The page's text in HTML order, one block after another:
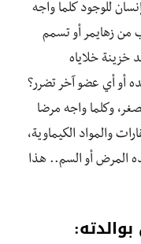
للوجود كلما واجه
من زهايمر أو تسمم
خزينة خلاياه
أو أي عضو آخر تضرر؟
وكلما واجه مرضا
والمواد الكيماوية،
المرض أو السم.. هذا
بوالدته: